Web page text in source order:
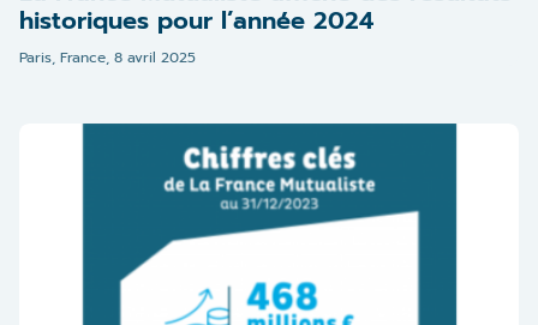
historiques pour l’année 2024
Paris, France, 8 avril 2025